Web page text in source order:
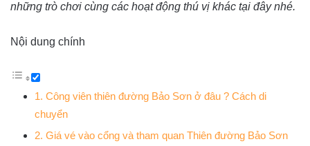
những trò chơi cùng các hoạt động thú vị khác tại đây nhé.
Nội dung chính
1. Công viên thiên đường Bảo Sơn ở đâu ? Cách di
chuyển
2. Giá vé vào cổng và tham quan Thiên đường Bảo Sơn